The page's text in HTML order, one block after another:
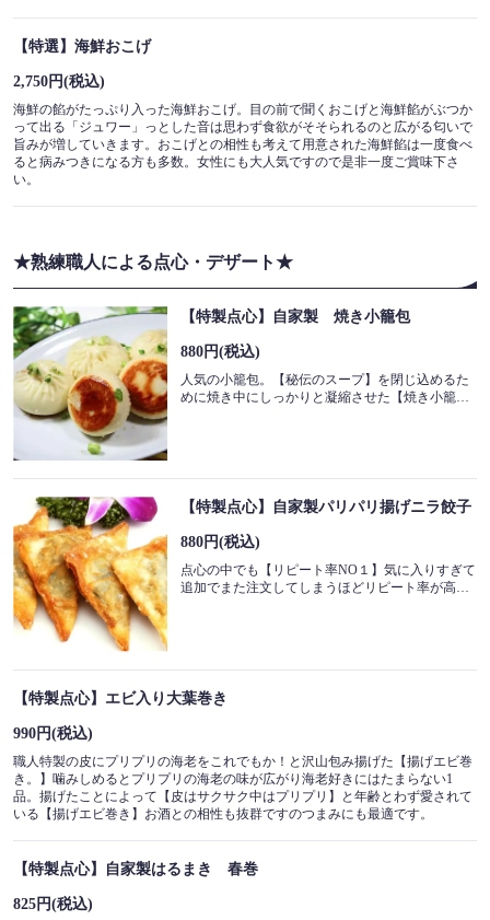
【特選】海鮮おこげ
2,750円(税込)
海鮮の餡がたっぷり入った海鮮おこげ。目の前で聞くおこげと海鮮餡がぶつか
って出る「ジュワー」っとした音は思わず食欲がそそられるのと広がる匂いで
旨みが増していきます。おこげとの相性も考えて用意された海鮮餡は一度食べ
ると病みつきになる方も多数。女性にも大人気ですので是非一度ご賞味下さ
い。
★熟練職人による点心・デザート★
【特製点心】自家製 焼き小籠包
880円(税込)
人気の小籠包。【秘伝のスープ】を閉じ込めるた
めに焼き中にしっかりと凝縮させた【焼き小籠包】は職人自信の至高の１品！小籠包と違い中からスープは出てきませんがどちらが好みかはぜひ食べ比べてみてください♪紹興酒との相性◎おつまみに！
【特製点心】自家製パリパリ揚げニラ餃子
880円(税込)
点心の中でも【リピート率NO１】気に入りすぎて
追加でまた注文してしまうほどリピート率が高い人気のニラ餃子。味付けはシンプルな【海老・ニラ】という内容ですがパリパリサクサクさせながら口一杯に広がるニラの香りとぷりぷりの海老。老若男女問わず愛されています。お酒のおつまみにも最適なのでお酒のお供にもオススメ！
【特製点心】エビ入り大葉巻き
990円(税込)
職人特製の皮にプリプリの海老をこれでもか！と沢山包み揚げた【揚げエビ巻
き。】噛みしめるとプリプリの海老の味が広がり海老好きにはたまらない1
品。揚げたことによって【皮はサクサク中はプリプリ】と年齢とわず愛されて
いる【揚げエビ巻き】お酒との相性も抜群ですのつまみにも最適です。
【特製点心】自家製はるまき 春巻
825円(税込)